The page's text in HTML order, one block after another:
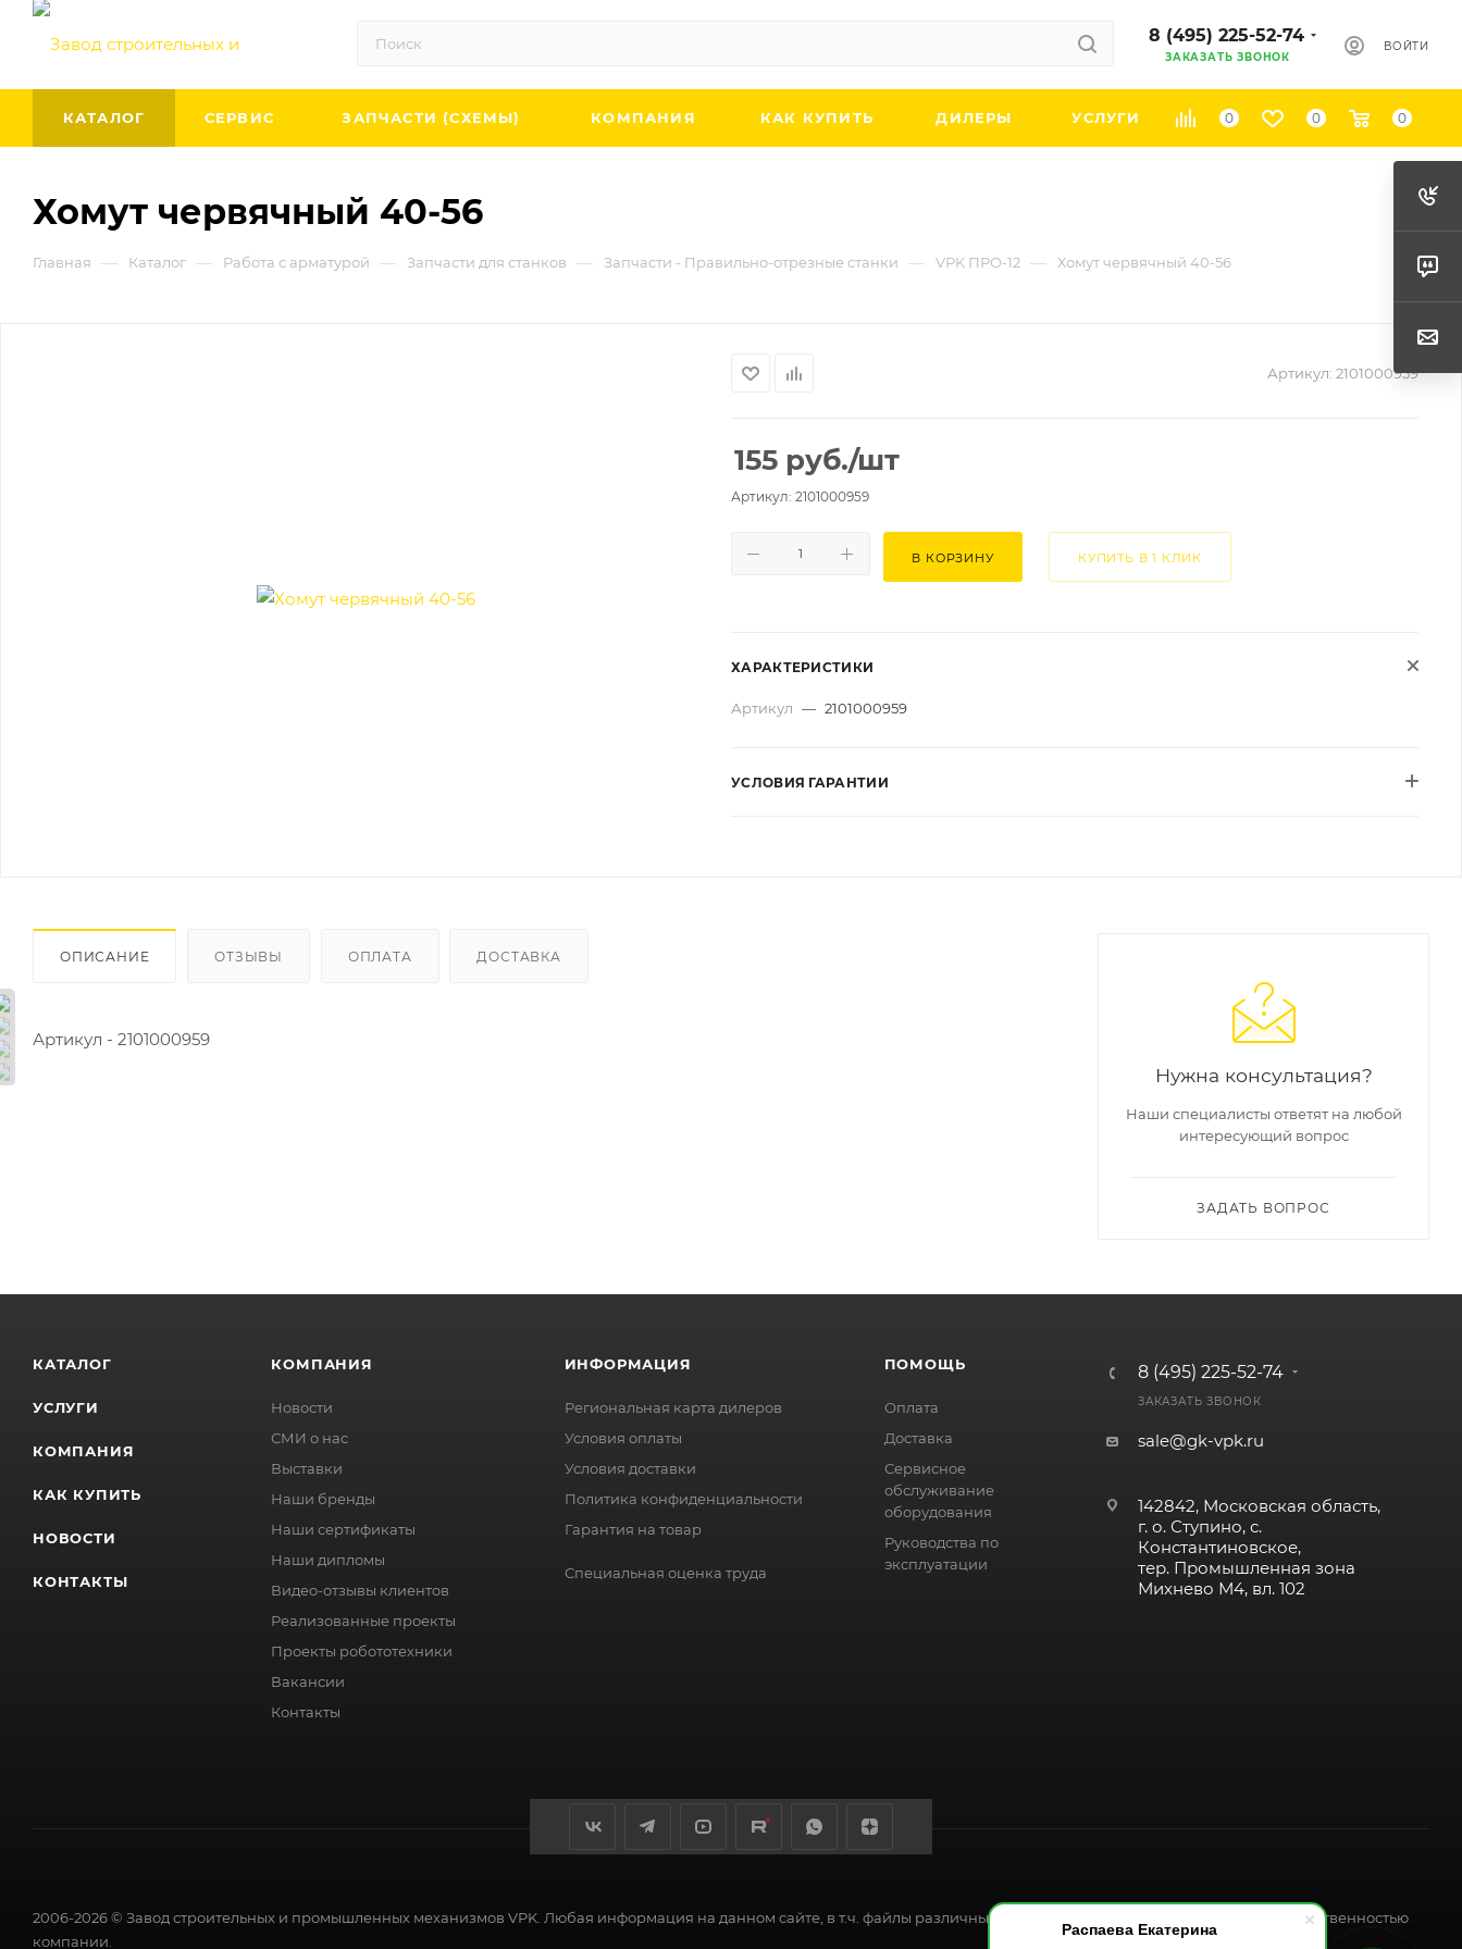
Распаева Екатерина
8 (495) 225-52-74
ЗАКАЗАТЬ ЗВОНОК
ВОЙТИ
0 0 0
КАТАЛОГ СЕРВИС ЗАПЧАСТИ (СХЕМЫ) КОМПАНИЯ КАК КУПИТЬ ДИЛЕРЫ УСЛУГИ
Хомут червячный 40-56
Главная — Каталог — Работа с арматурой — Запчасти для станков — Запчасти - Правильно-отрезные станки — VPK ПРО-12 — Хомут червячный 40-56
Артикул: 2101000959
155 руб./шт
Артикул: 2101000959
В КОРЗИНУ КУПИТЬ В 1 КЛИК
ХАРАКТЕРИСТИКИ
Артикул — 2101000959
УСЛОВИЯ ГАРАНТИИ
ОПИСАНИЕ ОТЗЫВЫ ОПЛАТА ДОСТАВКА
Артикул - 2101000959
Нужна консультация?
Наши специалисты ответят на любой
интересующий вопрос
ЗАДАТЬ ВОПРОС
КАТАЛОГ
УСЛУГИ
КОМПАНИЯ
КАК КУПИТЬ
НОВОСТИ
КОНТАКТЫ
КОМПАНИЯ
Новости
СМИ о нас
Выставки
Наши бренды
Наши сертификаты
Наши дипломы
Видео-отзывы клиентов
Реализованные проекты
Проекты робототехники
Вакансии
Контакты
ИНФОРМАЦИЯ
Региональная карта дилеров
Условия оплаты
Условия доставки
Политика конфиденциальности
Гарантия на товар
Специальная оценка труда
ПОМОЩЬ
Оплата
Доставка
Сервисное
обслуживание
оборудования
Руководства по
эксплуатации
8 (495) 225-52-74
ЗАКАЗАТЬ ЗВОНОК
sale@gk-vpk.ru
142842, Московская область,
г. о. Ступино, с.
Константиновское,
тер. Промышленная зона
Михнево М4, вл. 102
2006-2026 © Завод строительных и промышленных механизмов VPK. Любая информация на данном сайте, в т.ч. файлы различных форматов, является интеллектуальной собственностью
компании.